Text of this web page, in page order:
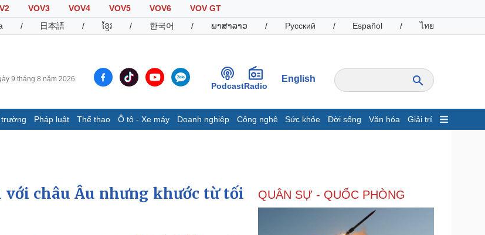
VOV3 VOV4 VOV5 VOV6
VOV GT
/ 日本語 / ខ្មែរ / 한국어 / ພາສາລາວ / Русский / Español / ไทย
9 tháng 8 năm 2026
PodcastRadio
English
Pháp luật Thể thao Ô tô - Xe máy Doanh nghiệp Công nghệ Sức khỏe Đời sống Văn hóa Giải trí
Infographic
Chứng khoán
Giá cà phê
với châu Âu nhưng khước từ tối
QUÂN SỰ - QUỐC PHÒNG